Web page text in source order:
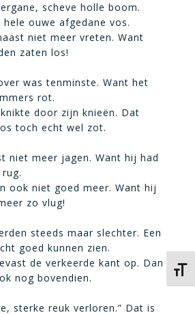
scheve holle boom.
hele ouwe afgedane vos.
niet meer vreten. Want
zaten los!
was tenminste. Want het
rot.
door zijn knieën. Dat
toch echt wel zot.
niet meer jagen. Want hij had
ook niet goed meer. Want hij
zo vlug!
steeds maar slechter. Een
goed kunnen zien.
de verkeerde kant op. Dan
nog bovendien.
sterke reuk verloren.” Dat is